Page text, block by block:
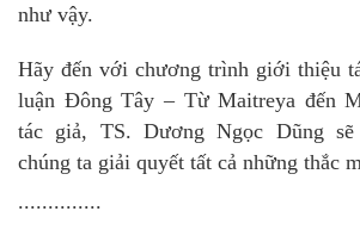
như vậy.
Hãy đến với chương trình giới thiệu
luận Đông Tây – Từ Maitreya đến
tác giả, TS. Dương Ngọc Dũng sẽ
chúng ta giải quyết tất cả những thắc
..............